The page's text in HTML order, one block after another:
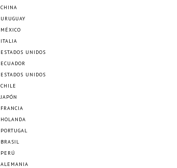
CHINA
URUGUAY
MÉXICO
ITALIA
ESTADOS UNIDOS
ECUADOR
ESTADOS UNIDOS
CHILE
JAPÓN
FRANCIA
HOLANDA
PORTUGAL
BRASIL
PERÚ
ALEMANIA